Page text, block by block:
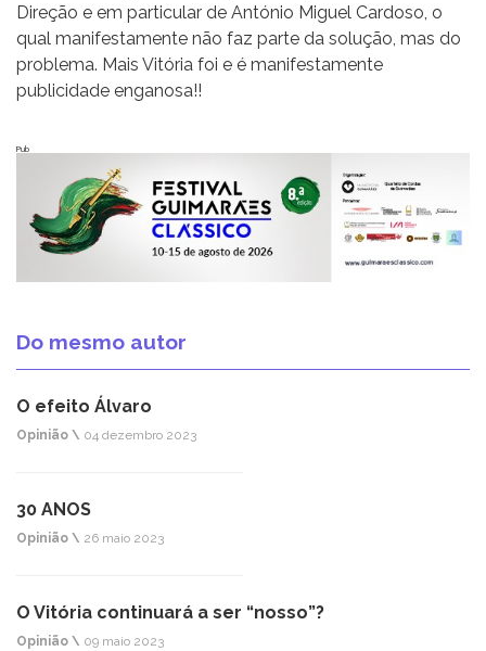
Direção e em particular de António Miguel Cardoso, o
qual manifestamente não faz parte da solução, mas do
problema. Mais Vitória foi e é manifestamente
publicidade enganosa!!
Pub
Do mesmo autor
O efeito Álvaro
Opinião \ 04 dezembro 2023
30 ANOS
Opinião \ 26 maio 2023
O Vitória continuará a ser “nosso”?
Opinião \ 09 maio 2023